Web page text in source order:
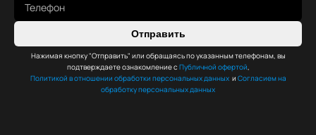
Отправить
Нажимая кнопку "Отправить" или обращаясь по указанным телефонам, вы
подтверждаете ознакомление с Публичной офертой,
Политикой в отношении обработки персональных данных и Согласием на
обработку персональных данных